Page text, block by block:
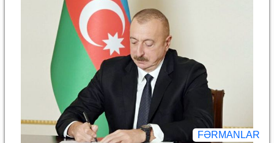
Respublikası Prezidentinin bəzi fərmanlarında və
Sərəncamında dəyişiklik edilməsi barədə
FƏRMANLAR